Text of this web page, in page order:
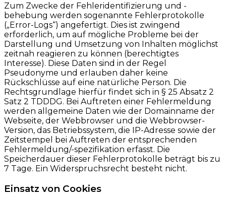
Zum Zwecke der Fehleridentifizierung und -
behebung werden sogenannte Fehlerprotokolle
(„Error-Logs“) angefertigt. Dies ist zwingend
erforderlich, um auf mögliche Probleme bei der
Darstellung und Umsetzung von Inhalten möglichst
zeitnah reagieren zu können (berechtigtes
Interesse). Diese Daten sind in der Regel
Pseudonyme und erlauben daher keine
Rückschlüsse auf eine natürliche Person. Die
Rechtsgrundlage hierfür findet sich in § 25 Absatz 2
Satz 2 TDDDG. Bei Auftreten einer Fehlermeldung
werden allgemeine Daten wie der Domainname der
Webseite, der Webbrowser und die Webbrowser-
Version, das Betriebssystem, die IP-Adresse sowie der
Zeitstempel bei Auftreten der entsprechenden
Fehlermeldung/-spezifikation erfasst. Die
Speicherdauer dieser Fehlerprotokolle beträgt bis zu
7 Tage. Ein Widerspruchsrecht besteht nicht.
Einsatz von Cookies